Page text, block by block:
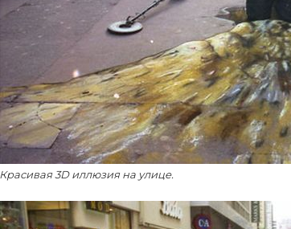
Красивая 3D иллюзия на улице.